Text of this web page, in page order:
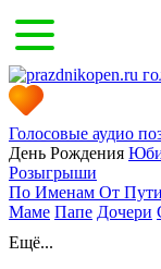
Голосовые аудио
День Рождения
Розыгрыши
По Именам От
Маме Папе Дочери
Ещё...